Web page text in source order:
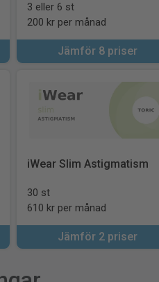
3 eller 6 st
200 kr per månad
Jämför 8 priser
iWear Slim Astigmatism
30 st
610 kr per månad
Jämför 2 priser